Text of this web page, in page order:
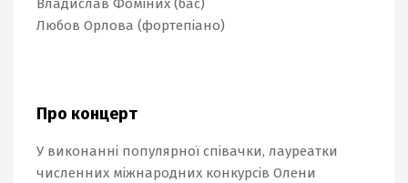
Владислав Фоміних (бас)
Любов Орлова (фортепіано)
Про концерт
У виконанні популярної співачки, лауреатки
численних міжнародних конкурсів Олени